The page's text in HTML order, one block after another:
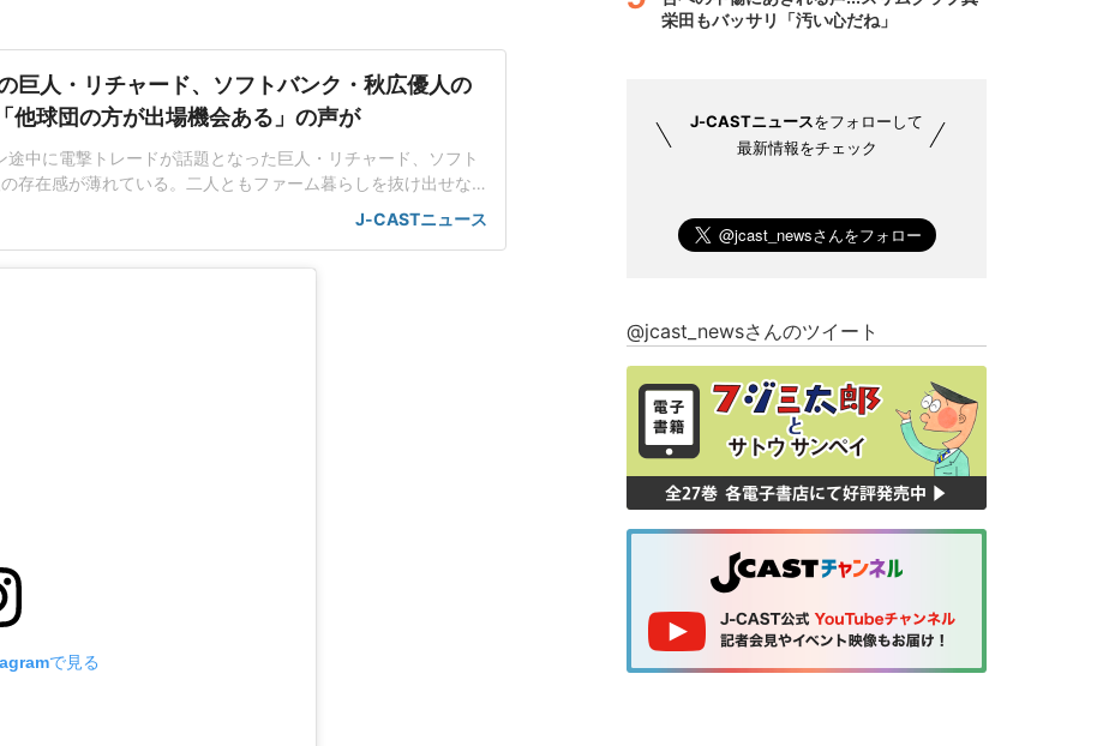
巨人・リチャード、ソフトバンク・秋広優人の
他球団の方が出場機会ある」の声が
中に電撃トレードが話題となった巨人・リチャード、ソフト
存在感が薄れている。二人ともファーム暮らしを抜け出せな
フトバンク在籍時にウエスタン・リーグで5年連続本塁打王に輝
され、秋広優人、大江竜聖と2対1のトレードで25年5月に巨人に
J-CASTニュース
で見る
栄田もバッサリ「汚い心だね」
J-CASTニュースをフォローして
最新情報をチェック
@jcast_newsさんのツイート